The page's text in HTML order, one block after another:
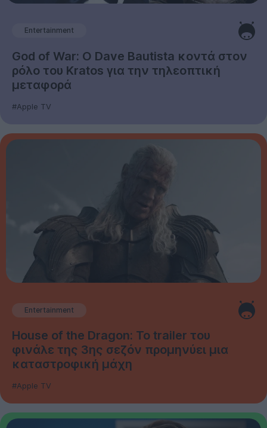
Entertainment
God of War: Ο Dave Bautista κοντά στον
ρόλο του Kratos για την τηλεοπτική
μεταφορά
#Apple TV
Entertainment
House of the Dragon: Το trailer του
φινάλε της 3ης σεζόν προμηνύει μια
καταστροφική μάχη
#Apple TV